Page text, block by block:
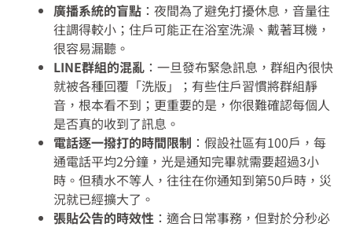
廣播系統的盲點 ：夜間為了避免打擾休息，音量往
往調得較小；住戶可能正在浴室洗澡、戴著耳機，
很容易漏聽。
LINE群組的混亂 ：一旦發布緊急訊息，群組內很快
就被各種回覆「洗版」；有些住戶習慣將群組靜
音，根本看不到；更重要的是，你很難確認每個人
是否真的收到了訊息。
電話逐一撥打的時間限制 ：假設社區有100戶，每
通電話平均2分鐘，光是通知完畢就需要超過3小
時。但積水不等人，往往在你通知到第50戶時，災
況就已經擴大了。
張貼公告的時效性 ：適合日常事務，但對於分秒必